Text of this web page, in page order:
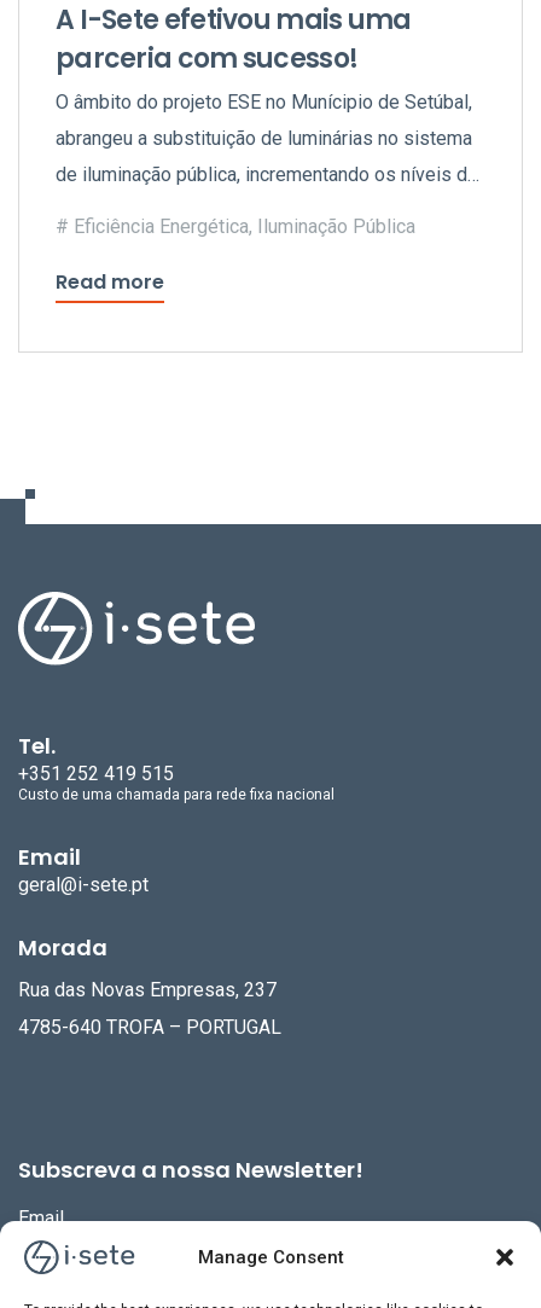
Manage Consent
A I-Sete efetivou mais uma
parceria com sucesso!
O âmbito do projeto ESE no Munícipio de Setúbal,
abrangeu a substituição de luminárias no sistema
de iluminação pública, incrementando os níveis de
Eficiência Energética, Iluminação Pública
Read more
Tel.
+351 252 419 515
Custo de uma chamada para rede fixa nacional
Email
geral@i-sete.pt
Morada
Rua das Novas Empresas, 237
4785-640 TROFA – PORTUGAL
Subscreva a nossa Newsletter!
Email